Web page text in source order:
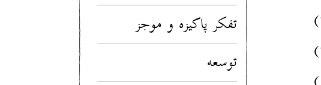
تفکر پاکیزه و موجز
توسعه